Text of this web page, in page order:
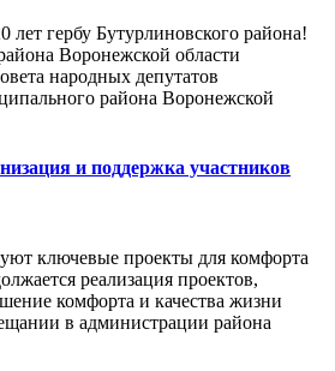
лет гербу Бутурлиновского района!
Воронежской области
народных депутатов
района Воронежской
и поддержка участников
ключевые проекты для комфорта
реализация проектов,
комфорта и качества жизни
в администрации района